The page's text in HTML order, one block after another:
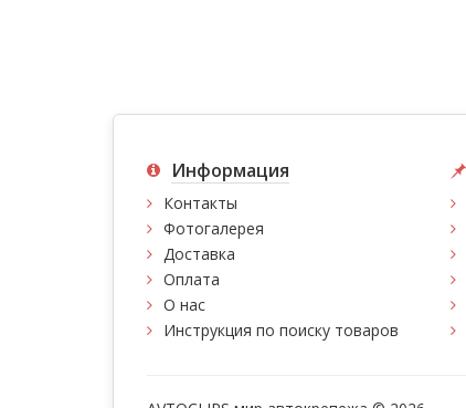
Информация
Контакты
Фотогалерея
Доставка
Оплата
О нас
Инструкция по поиску товаров